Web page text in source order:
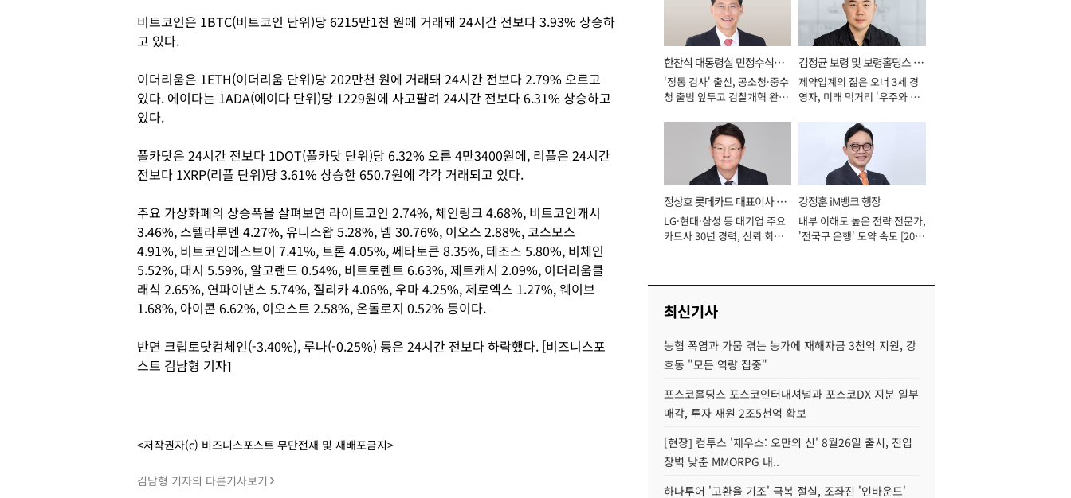
비트코인은 1BTC(비트코인 단위)당 6215만1천 원에 거래돼 24시간 전보다 3.93% 상승하
고 있다.
이더리움은 1ETH(이더리움 단위)당 202만천 원에 거래돼 24시간 전보다 2.79% 오르고
있다. 에이다는 1ADA(에이다 단위)당 1229원에 사고팔려 24시간 전보다 6.31% 상승하고
있다.
폴카닷은 24시간 전보다 1DOT(폴카닷 단위)당 6.32% 오른 4만3400원에, 리플은 24시간
전보다 1XRP(리플 단위)당 3.61% 상승한 650.7원에 각각 거래되고 있다.
주요 가상화폐의 상승폭을 살펴보면 라이트코인 2.74%, 체인링크 4.68%, 비트코인캐시
3.46%, 스텔라루멘 4.27%, 유니스왑 5.28%, 넴 30.76%, 이오스 2.88%, 코스모스
4.91%, 비트코인에스브이 7.41%, 트론 4.05%, 쎄타토큰 8.35%, 테조스 5.80%, 비체인
5.52%, 대시 5.59%, 알고랜드 0.54%, 비트토렌트 6.63%, 제트캐시 2.09%, 이더리움클
래식 2.65%, 연파이낸스 5.74%, 질리카 4.06%, 우마 4.25%, 제로엑스 1.27%, 웨이브
1.68%, 아이콘 6.62%, 이오스트 2.58%, 온톨로지 0.52% 등이다.
반면 크립토닷컴체인(-3.40%), 루나(-0.25%) 등은 24시간 전보다 하락했다. [비즈니스포
스트 김남형 기자]
<저작권자(c) 비즈니스포스트 무단전재 및 재배포금지>
김남형 기자의 다른기사보기
한찬식 대통령실 민정수석비
서관
'정통 검사' 출신, 공소청·중수
청 출범 앞두고 검찰개혁 완수
김정균 보령 및 보령홀딩스 대
표이사 사장
제약업계의 젊은 오너 3세 경
영자, 미래 먹거리 '우주와 헬
정상호 롯데카드 대표이사 사
장
LG·현대·삼성 등 대기업 주요
카드사 30년 경력, 신뢰 회복
강정훈 iM뱅크 행장
내부 이해도 높은 전략 전문가,
'전국구 은행' 도약 속도 [2026
최신기사
농협 폭염과 가뭄 겪는 농가에 재해자금 3천억 지원, 강
호동 "모든 역량 집중"
포스코홀딩스 포스코인터내셔널과 포스코DX 지분 일부
매각, 투자 재원 2조5천억 확보
[현장] 컴투스 '제우스: 오만의 신' 8월26일 출시, 진입
장벽 낮춘 MMORPG 내..
하나투어 '고환율 기조' 극복 절실, 조좌진 '인바운드'